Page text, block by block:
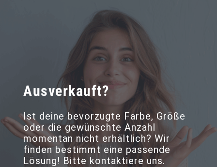
Ausverkauft?
Ist deine bevorzugte Farbe, Größe
oder die gewünschte Anzahl
momentan nicht erhältlich? Wir
finden bestimmt eine passende
Lösung! Bitte kontaktiere uns.